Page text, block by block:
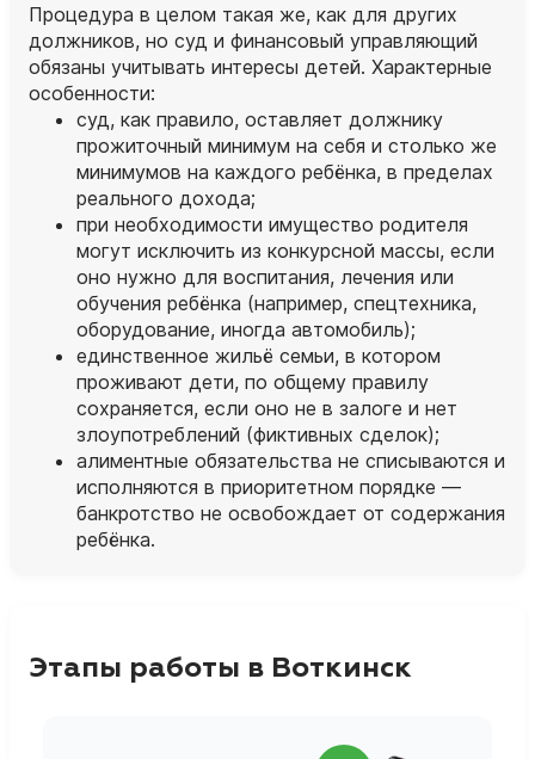
Процедура в целом такая же, как для других
должников, но суд и финансовый управляющий
обязаны учитывать интересы детей. Характерные
особенности:
суд, как правило, оставляет должнику
прожиточный минимум на себя и столько же
минимумов на каждого ребёнка, в пределах
реального дохода;
при необходимости имущество родителя
могут исключить из конкурсной массы, если
оно нужно для воспитания, лечения или
обучения ребёнка (например, спецтехника,
оборудование, иногда автомобиль);
единственное жильё семьи, в котором
проживают дети, по общему правилу
сохраняется, если оно не в залоге и нет
злоупотреблений (фиктивных сделок);
алиментные обязательства не списываются и
исполняются в приоритетном порядке —
банкротство не освобождает от содержания
ребёнка.
Этапы работы в Воткинск